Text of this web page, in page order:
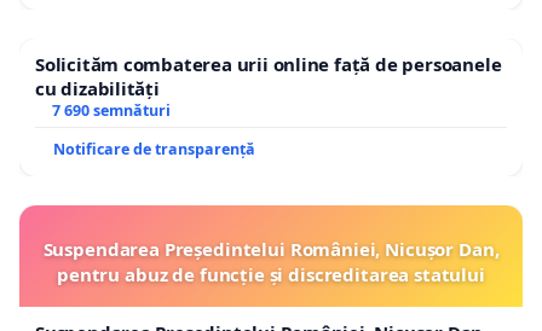
Solicităm combaterea urii online față de persoanele
cu dizabilități
7 690 semnături
Notificare de transparență
Suspendarea Președintelui României, Nicușor Dan,
pentru abuz de funcție și discreditarea statului